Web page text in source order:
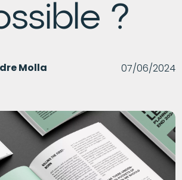
?
Molla 07/06/2024